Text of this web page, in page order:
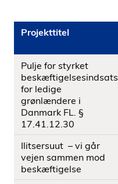
Projekttitel
Pulje for styrket
beskæftigelsesindsats
for ledige
grønlændere i
Danmark FL. §
17.41.12.30
Ilitsersuut – vi går
vejen sammen mod
beskæftigelse